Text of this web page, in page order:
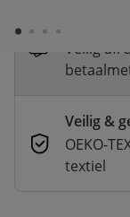
Veilig
Veilig &
OEKO-
textiel